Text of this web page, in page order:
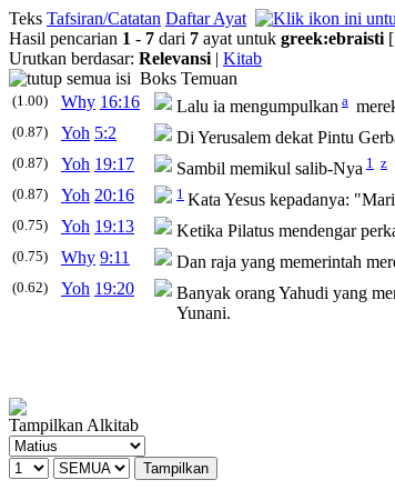
Teks Tafsiran/Catatan Daftar Ayat
Hasil pencarian 1 - 7 dari 7 ayat untuk greek:ebraisti
Urutkan berdasar: Relevansi | Kitab
Boks Temuan
(1.00) Why 16:16 Lalu ia mengumpulkan a
(0.87)
Yoh 5:2 Di Yerusalem dekat Pintu
(0.87) Yoh 19:17 Sambil memikul salib-Nya 1 z
(0.87) Yoh 20:16 1 Kata Yesus kepadanya:
(0.75) Yoh 19:13 Ketika Pilatus mendengar
(0.75) Why 9:11 Dan raja yang memerintah
(0.62) Yoh 19:20 Banyak orang Yahudi yang
Yunani.
Tampilkan Alkitab